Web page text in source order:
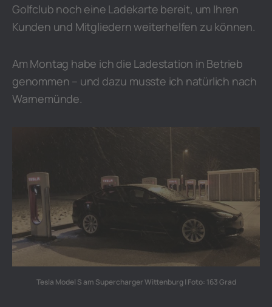
Golfclub noch eine Ladekarte bereit, um Ihren
Kunden und Mitgliedern weiterhelfen zu können.
Am Montag habe ich die Ladestation in Betrieb
genommen – und dazu musste ich natürlich nach
Warnemünde.
Tesla Model S am Supercharger Wittenburg | Foto: 163 Grad